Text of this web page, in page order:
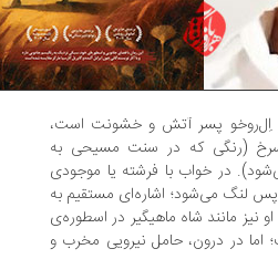
پسر آتش و خشونت است،
که در سنت مسیحی به
خواب با فرشته یا موجودی
اشاره‌ای مستقیم به
شاه ماهیگیر در اسطوره‌ی
درون، حامل نیرویی مخرب و